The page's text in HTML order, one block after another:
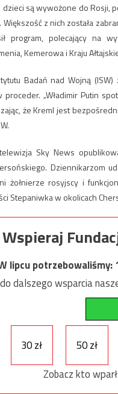
są wywożone do Rosji,
z nich została
program, polecający na
Kemerowa i Kraju
Badań nad Wojną
„Władimir Putin
że Kreml jest
Sky News
Dziennikarzom
żołnierze rosyjscy i
Stepaniwka w okolicach
Wspieraj
lipcu potrzebowaliśmy:
dalszego wsparcia
30 zł 50 zł
Zobacz kto